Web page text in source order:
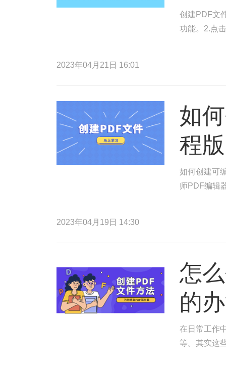
创建PDF文
功能。2.点
2023年04月21日 16:01
如
程版
如何创建可
师PDF编辑
2023年04月19日 14:30
怎
的
在日常工作
等。其实这